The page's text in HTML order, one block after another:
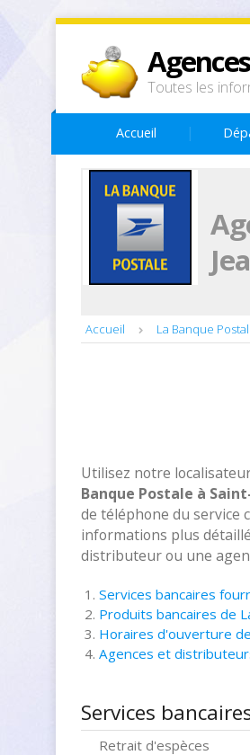
Toutes les
Accueil
Accueil La Banque
Utilisez notre
Banque Postale à
de téléphone du service
informations plus
distributeur ou une
Services bancaires
Produits bancaires de
Horaires d'ouverture
Agences et
Services
Retrait d'espèces